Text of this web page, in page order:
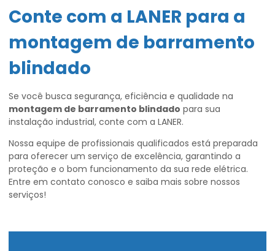
Conte com a LANER para a
montagem de barramento
blindado
Se você busca segurança, eficiência e qualidade na
montagem de barramento blindado para sua
instalação industrial, conte com a LANER.
Nossa equipe de profissionais qualificados está preparada
para oferecer um serviço de excelência, garantindo a
proteção e o bom funcionamento da sua rede elétrica.
Entre em contato conosco e saiba mais sobre nossos
serviços!